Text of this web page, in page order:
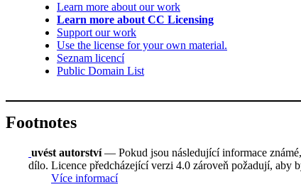
Learn more about our work
Learn more about CC Licensing
Support our work
Use the license for your own material.
Seznam licencí
Public Domain List
Footnotes
uvést autorství— Pokud jsou následující informace
dílo. Licence předcházející verzi 4.0 zároveň požadují, aby
Více informací